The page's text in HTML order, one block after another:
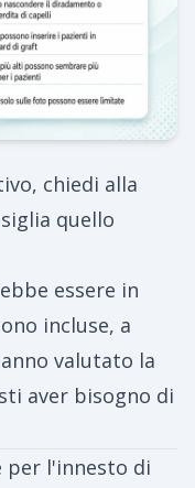
chiedi alla
quello
essere in
incluse, a
valutato la
aver bisogno di
per l'innesto di